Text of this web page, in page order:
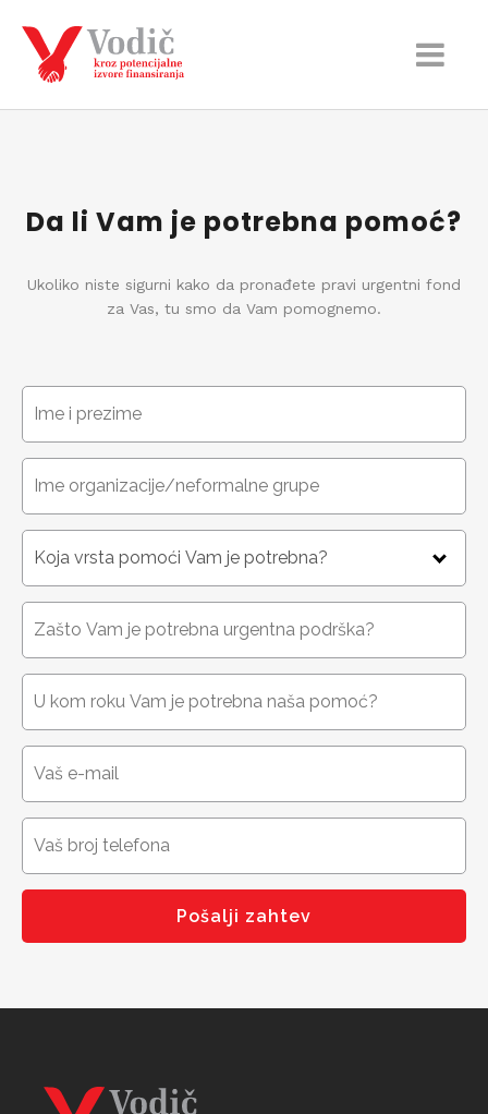
Da li Vam je potrebna pomoć?
Ukoliko niste sigurni kako da pronađete pravi urgentni fond
za Vas, tu smo da Vam pomognemo.